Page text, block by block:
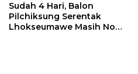
Sudah 4 Hari, Balon
Pilchiksung Serentak
Lhokseumawe Masih Nol